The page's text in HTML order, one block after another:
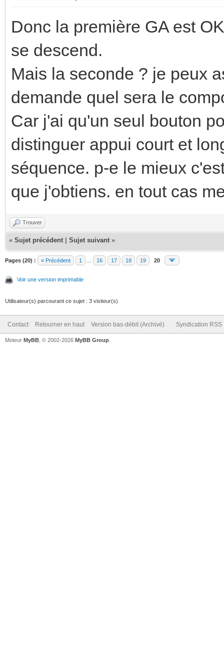
Donc la première GA est
se descend.
Mais la seconde ? je peux
demande quel sera le
Car j'ai qu'un seul bouton
distinguer appui court et
séquence. p-e le mieux
que j'obtiens. en tout cas
Trouver
« Sujet précédent Sujet suivant »
Pages (20) : « Précédent 1 16 17 18 19 20
Voir une version imprimable
Utilisateur(s) parcourant ce sujet : 3 visiteur(s)
Contact Retourner en haut Version bas-débit (Archivé) Syndication RSS
Moteur MyBB , © 2002-2026 MyBB Group